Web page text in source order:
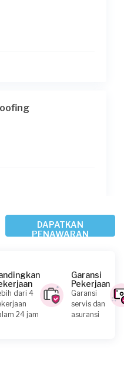
DAPATKAN
PENAWARAN
dari 4
24 jam
Garansi
Pekerjaan
Garansi
servis dan
asuransi